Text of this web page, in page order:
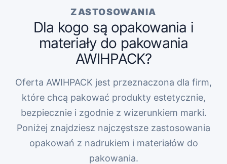
ZASTOSOWANIA
Dla kogo są opakowania i
materiały do pakowania
AWIHPACK?
Oferta AWIHPACK jest przeznaczona dla firm,
które chcą pakować produkty estetycznie,
bezpiecznie i zgodnie z wizerunkiem marki.
Poniżej znajdziesz najczęstsze zastosowania
opakowań z nadrukiem i materiałów do
pakowania.